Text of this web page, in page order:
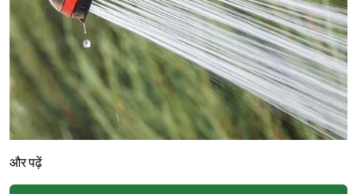
और पढ़ें